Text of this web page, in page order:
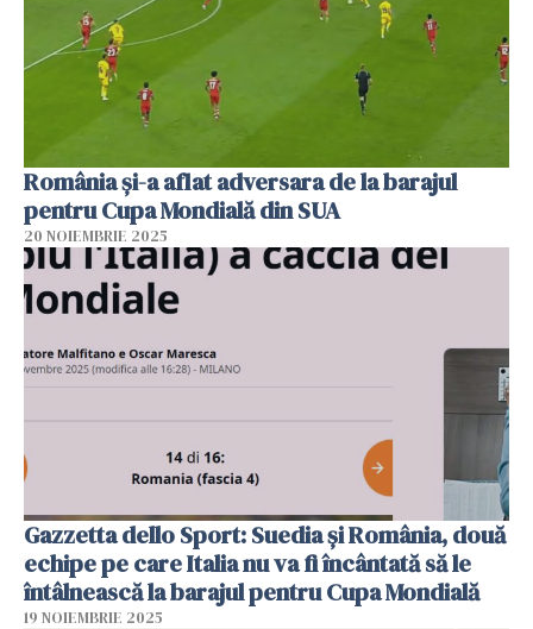
România și-a aflat adversara de la barajul
pentru Cupa Mondială din SUA
20 NOIEMBRIE 2025
Gazzetta dello Sport: Suedia şi România, două
echipe pe care Italia nu va fi încântată să le
întâlnească la barajul pentru Cupa Mondială
19 NOIEMBRIE 2025